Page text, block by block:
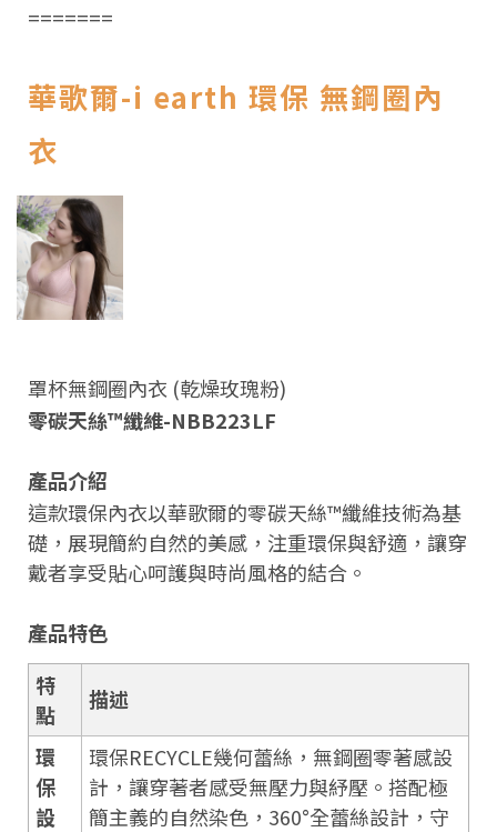
=======
華歌爾-i earth 環保 無鋼圈內
衣
罩杯無鋼圈內衣 (乾燥玫瑰粉)
零碳天絲™纖維-NBB223LF
產品介紹
這款環保內衣以華歌爾的零碳天絲™纖維技術為基
礎，展現簡約自然的美感，注重環保與舒適，讓穿
戴者享受貼心呵護與時尚風格的結合。
產品特色
特
點
描述
環
保
設
環保RECYCLE幾何蕾絲，無鋼圈零著感設
計，讓穿著者感受無壓力與紓壓。搭配極
簡主義的自然染色，360°全蕾絲設計，守